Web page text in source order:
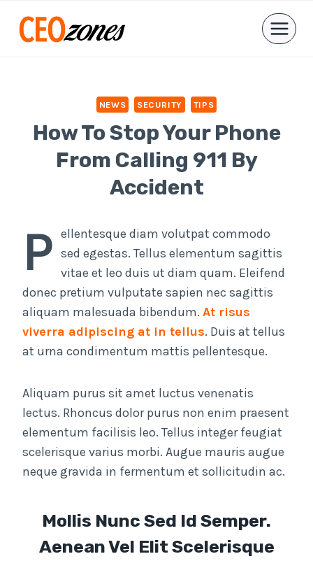
NEWS SECURITY TIPS
How To Stop Your Phone
From Calling 911 By
Accident
P ellentesque diam volutpat commodo
sed egestas. Tellus elementum sagittis
vitae et leo duis ut diam quam. Eleifend
donec pretium vulputate sapien nec sagittis
aliquam malesuada bibendum. At risus
viverra adipiscing at in tellus. Duis at tellus
at urna condimentum mattis pellentesque.
Aliquam purus sit amet luctus venenatis
lectus. Rhoncus dolor purus non enim praesent
elementum facilisis leo. Tellus integer feugiat
scelerisque varius morbi. Augue mauris augue
neque gravida in fermentum et sollicitudin ac.
Mollis Nunc Sed Id Semper.
Aenean Vel Elit Scelerisque